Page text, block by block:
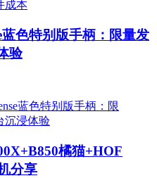
蓝色特别版手柄：限量发
验
橘猫+HOF
分享